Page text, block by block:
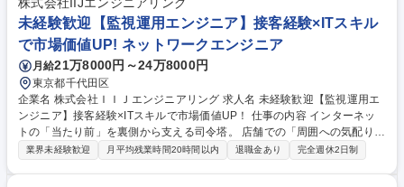
未経験歓迎【監視運用エンジニア】接客経験×ITスキル
で市場価値UP! ネットワークエンジニア
月給21万8000円～24万8000円
東京都千代田区
企業名 株式会社ＩＩＪエンジニアリング 求人名 未経験歓迎【監視運用エ
ンジニア】接客経験×ITスキルで市場価値UP！ 仕事の内容 インターネッ
トの「当たり前」を裏側から支える司令塔。 店舗での「周囲への気配り」
や「状況判断」がそのまま活きるお仕事。IIJバックボーンネットワークが
業界未経験歓迎 月平均残業時間20時間以内 退職金あり 完全週休2日制